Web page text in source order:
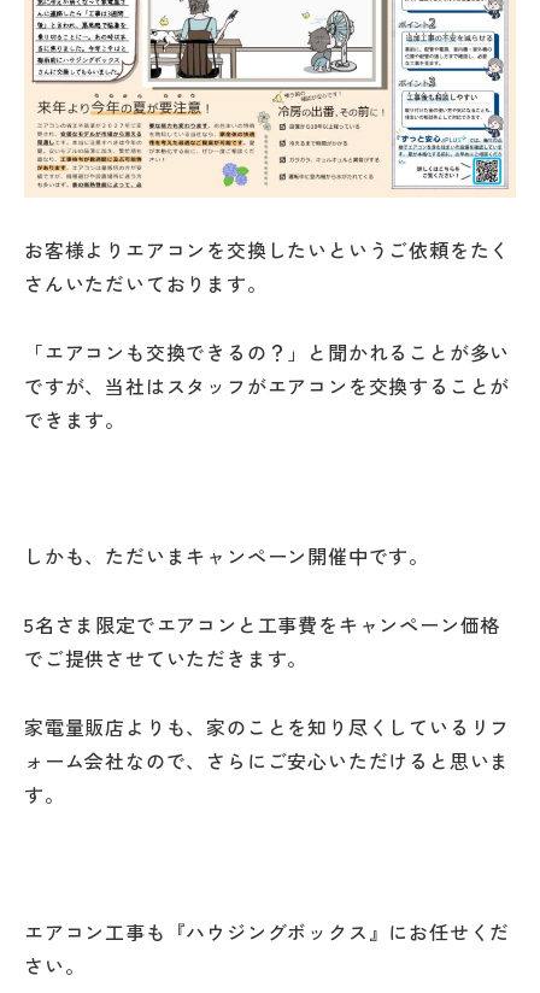
お客様よりエアコンを交換したいというご依頼をたく
さんいただいております。
「エアコンも交換できるの？」と聞かれることが多い
ですが、当社はスタッフがエアコンを交換することが
できます。
しかも、ただいまキャンペーン開催中です。
5名さま限定でエアコンと工事費をキャンペーン価格
でご提供させていただきます。
家電量販店よりも、家のことを知り尽くしているリフ
ォーム会社なので、さらにご安心いただけると思いま
す。
エアコン工事も『ハウジングボックス』にお任せくだ
さい。